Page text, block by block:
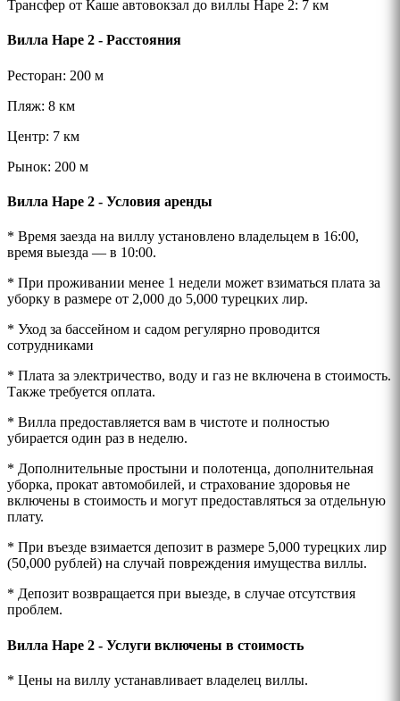
Трансфер от Каше автовокзал до виллы Наре 2: 7 км
Вилла Наре 2 - Расстояния
Ресторан: 200 м
Пляж: 8 км
Центр: 7 км
Рынок: 200 м
Вилла Наре 2 - Условия аренды
* Время заезда на виллу установлено владельцем в 16:00,
время выезда — в 10:00.
* При проживании менее 1 недели может взиматься плата за
уборку в размере от 2,000 до 5,000 турецких лир.
* Уход за бассейном и садом регулярно проводится
сотрудниками
* Плата за электричество, воду и газ не включена в стоимость.
Также требуется оплата.
* Вилла предоставляется вам в чистоте и полностью
убирается один раз в неделю.
* Дополнительные простыни и полотенца, дополнительная
уборка, прокат автомобилей, и страхование здоровья не
включены в стоимость и могут предоставляться за отдельную
плату.
* При въезде взимается депозит в размере 5,000 турецких лир
(50,000 рублей) на случай повреждения имущества виллы.
* Депозит возвращается при выезде, в случае отсутствия
проблем.
Вилла Наре 2 - Услуги включены в стоимость
* Цены на виллу устанавливает владелец виллы.